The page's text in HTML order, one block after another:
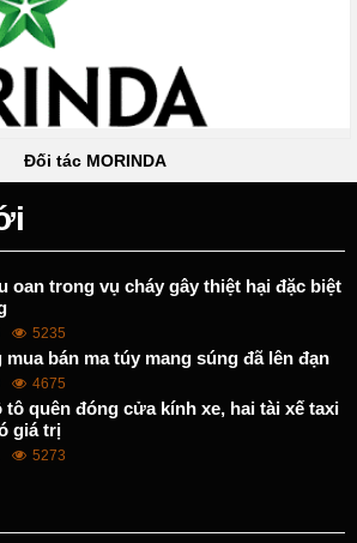
MORINDA
oan trong vụ cháy gây thiệt hại đặc biệt
5235
bán ma túy mang súng đã lên đạn
4675
quên đóng cửa kính xe, hai tài xế taxi
giá trị
5273